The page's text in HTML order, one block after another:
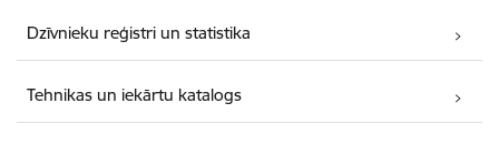
Dzīvnieku reģistri un statistika
Tehnikas un iekārtu katalogs